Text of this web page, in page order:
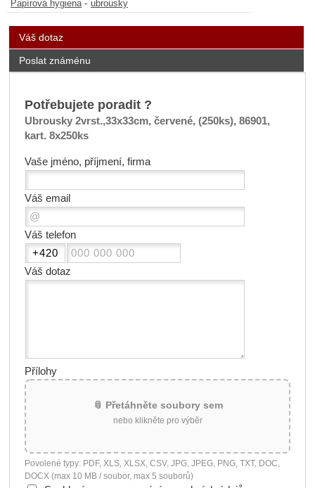
Papírová hygiena - ubrousky
Váš dotaz
Poslat známénu
Potřebujete poradit ?
Ubrousky 2vrst.,33x33cm, červené, (250ks), 86901,
kart. 8x250ks
Vaše jméno, příjmení, firma
Váš email
Váš telefon
Váš dotaz
Přílohy
📎 Přetáhněte soubory sem
nebo klikněte pro výběr
Povolené typy: PDF, XLS, XLSX, CSV, JPG, JPEG, PNG, TXT, DOC,
DOCX (max 10 MB / soubor, max 5 souborů)